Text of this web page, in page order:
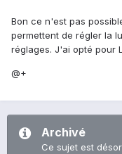
Bon ce n'est pas
permettent de régler la
réglages. J'ai opté pour
@+
Archivé
Ce sujet est